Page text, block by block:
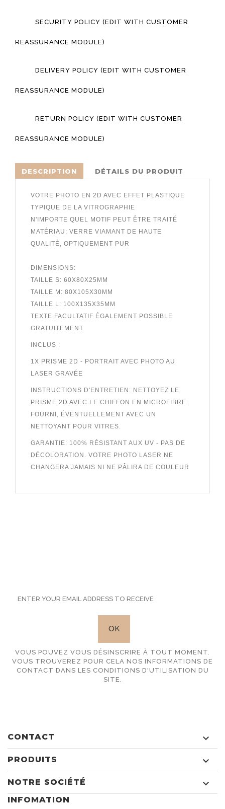
SECURITY POLICY (EDIT WITH CUSTOMER
REASSURANCE MODULE)
DELIVERY POLICY (EDIT WITH CUSTOMER
REASSURANCE MODULE)
RETURN POLICY (EDIT WITH CUSTOMER
REASSURANCE MODULE)
DESCRIPTION DÉTAILS DU PRODUIT
VOTRE PHOTO EN 2D AVEC EFFET PLASTIQUE
TYPIQUE DE LA VITROGRAPHIE
N'IMPORTE QUEL MOTIF PEUT ÊTRE TRAITÉ
MATÉRIAU: VERRE VIAMANT DE HAUTE
QUALITÉ, OPTIQUEMENT PUR
DIMENSIONS:
TAILLE S: 60X80X25MM
TAILLE M: 80X105X30MM
TAILLE L: 100X135X35MM
TEXTE FACULTATIF ÉGALEMENT POSSIBLE
GRATUITEMENT
INCLUS :
1X PRISME 2D - PORTRAIT AVEC PHOTO AU
LASER GRAVÉE
INSTRUCTIONS D'ENTRETIEN: NETTOYEZ LE
PRISME 2D AVEC LE CHIFFON EN MICROFIBRE
FOURNI, ÉVENTUELLEMENT AVEC UN
NETTOYANT POUR VITRES.
GARANTIE: 100% RÉSISTANT AUX UV - PAS DE
DÉCOLORATION. VOTRE PHOTO LASER NE
CHANGERA JAMAIS NI NE PÂLIRA DE COULEUR
VOUS POUVEZ VOUS DÉSINSCRIRE À TOUT MOMENT.
VOUS TROUVEREZ POUR CELA NOS INFORMATIONS DE
CONTACT DANS LES CONDITIONS D'UTILISATION DU
SITE.
CONTACT 
PRODUITS 
NOTRE SOCIÉTÉ 
INFOMATION